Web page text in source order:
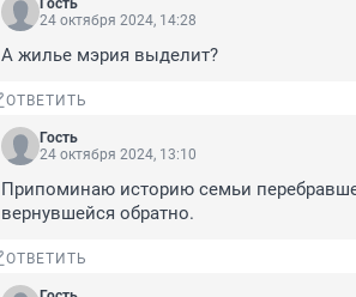
Гость
24 октября 2024, 14:28
А жилье мэрия выделит?
ОТВЕТИТЬ
Гость
24 октября 2024, 13:10
Припоминаю историю семьи
вернувшейся обратно.
ОТВЕТИТЬ